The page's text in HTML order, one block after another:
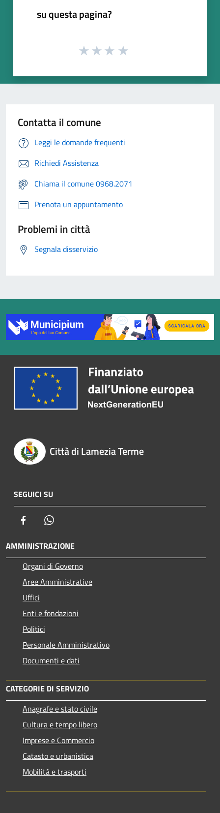
su questa pagina?
Contatta il comune
Leggi le domande frequenti
Richiedi Assistenza
Chiama il comune 0968.2071
Prenota un appuntamento
Problemi in città
Segnala disservizio
Città di Lamezia Terme
SEGUICI SU
Facebook
AMMINISTRAZIONE
Organi di Governo
Aree Amministrative
Uffici
Enti e fondazioni
Politici
Personale Amministrativo
Documenti e dati
CATEGORIE DI SERVIZIO
Anagrafe e stato civile
Cultura e tempo libero
Imprese e Commercio
Catasto e urbanistica
Mobilità e trasporti